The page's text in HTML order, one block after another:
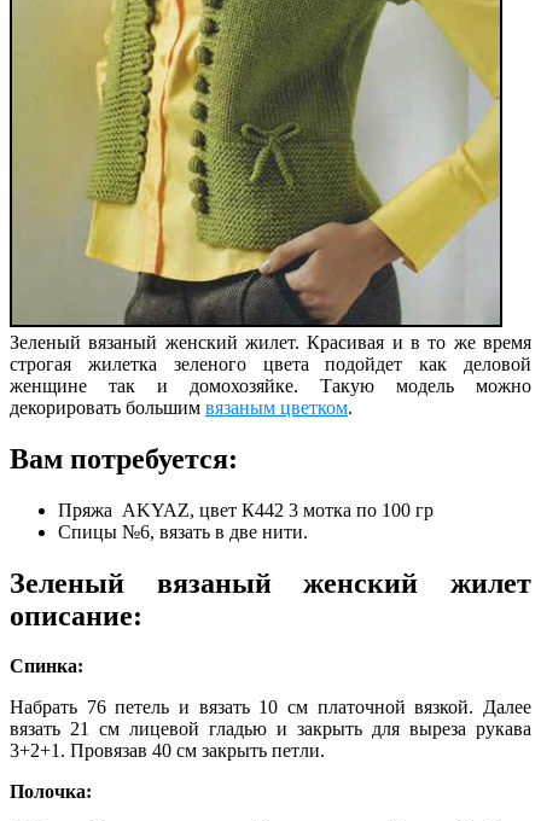
Зеленый вязаный женский жилет. Красивая и в то же время
строгая жилетка зеленого цвета подойдет как деловой
женщине так и домохозяйке.
Такую модель можно
декорировать большим вязаным цветком.
Вам потребуется:
Пряжа AKYAZ, цвет К442 3 мотка по 100 гр
Спицы №6, вязать в две нити.
Зеленый вязаный женский жилет
описание:
Спинка:
Набрать 76 петель и вязать 10 см платочной вязкой. Далее
вязать 21 см лицевой гладью и закрыть для выреза рукава
3+2+1. Провязав 40 см закрыть петли.
Полочка: